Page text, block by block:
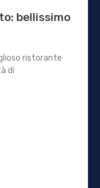
bellissimo
ristorante
di